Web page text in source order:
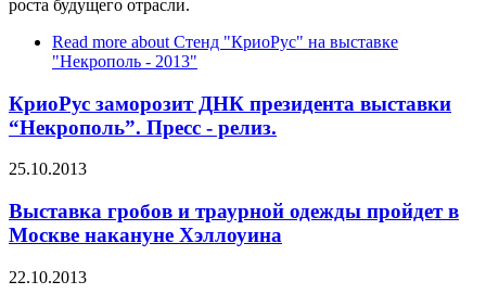
роста будущего отрасли.
Read more about Стенд "КриоРус" на выставке
"Некрополь - 2013"
КриоРус заморозит ДНК президента выставки
“Некрополь”. Пресс - релиз.
25.10.2013
Выставка гробов и траурной одежды пройдет в
Москве накануне Хэллоуина
22.10.2013